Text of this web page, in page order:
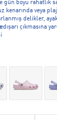
gün boyu rahatlık
kenarında veya
delikler,
çıkmasına